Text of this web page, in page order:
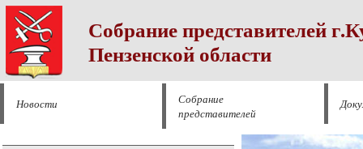
Собрание представителей
Пензенской области
Новости
Собрание
представителей